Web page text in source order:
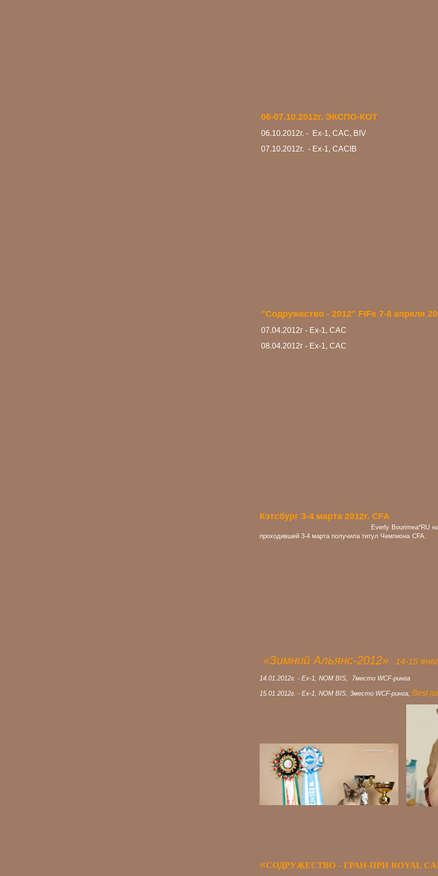
06-07.10.2012г. ЭКСПО-КОТ
06.10.2012г. - Ех-1, САС, BIV
07.10.2012г. - Ех-1, CACIB
"Содружество - 2012" FIFe 7-8 апреля
07.04.2012г - Ех-1, САС
08.04.2012г - Ех-1, САС
Кэтсбург 3-4
Everly Bourimea*RU
проходившей 3-4 марта
«Зимний Альянс-2012» 14-15
14.01.2012г. - Ex-1, NOM BIS, 7место WCF-ринга
15.01.2012г. - Ех-1, NOM BIS, 3место WCF-ринга, Best
«СОДРУЖЕСТВО - ГРАН-ПРИ ROYAL